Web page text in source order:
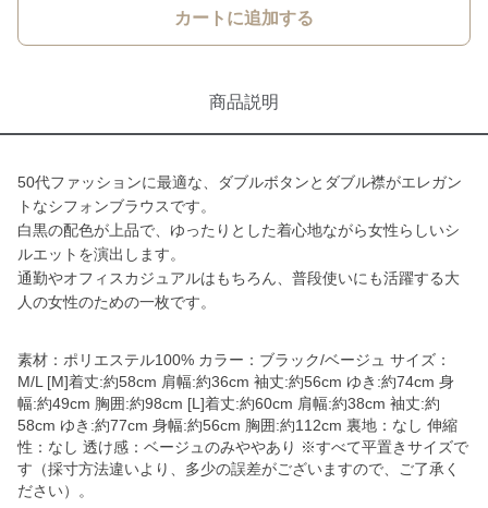
カートに追加する
商品説明
50代ファッションに最適な、ダブルボタンとダブル襟がエレガン
トなシフォンブラウスです。
白黒の配色が上品で、ゆったりとした着心地ながら女性らしいシ
ルエットを演出します。
通勤やオフィスカジュアルはもちろん、普段使いにも活躍する大
人の女性のための一枚です。
素材：ポリエステル100% カラー：ブラック/ベージュ サイズ：
M/L [M]着丈:約58cm 肩幅:約36cm 袖丈:約56cm ゆき:約74cm 身
幅:約49cm 胸囲:約98cm [L]着丈:約60cm 肩幅:約38cm 袖丈:約
58cm ゆき:約77cm 身幅:約56cm 胸囲:約112cm 裏地：なし 伸縮
性：なし 透け感：ベージュのみややあり ※すべて平置きサイズで
す（採寸方法違いより、多少の誤差がございますので、ご了承く
ださい）。